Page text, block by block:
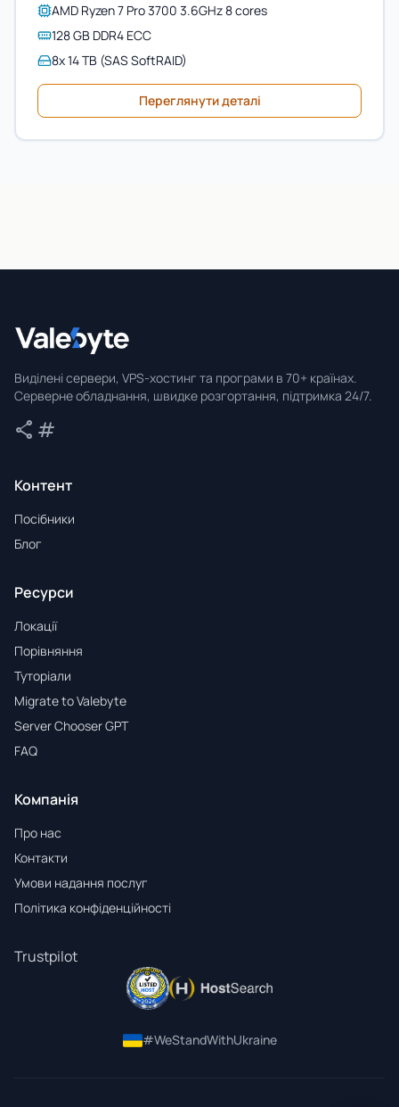
AMD Ryzen 7 Pro 3700 3.6GHz 8 cores
128 GB DDR4 ECC
8x 14 TB (SAS SoftRAID)
Переглянути деталі
Виділені сервери, VPS-хостинг та програми в 70+ країнах.
Серверне обладнання, швидке розгортання, підтримка 24/7.
share Поділитися
tag
Контент
Посібники
Блог
Ресурси
Локації
Порівняння
Туторіали
Migrate to Valebyte
Server Chooser GPT
FAQ
Компанія
Про нас
Контакти
Умови надання послуг
Політика конфіденційності
Trustpilot
#WeStandWithUkraine